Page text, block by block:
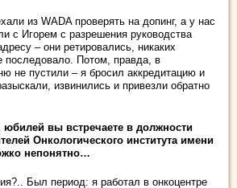
из WADA проверять на допинг, а у нас
с Игорем с разрешения руководства
– они ретировались, никаких
последовало. Потом, правда, в
не пустили – я бросил аккредитацию и
извинились и привезли обратно
вы встречаете в должности
Онкологического института имени
непонятно…
Был период: я работал в онкоцентре